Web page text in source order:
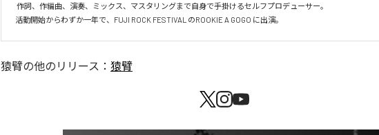
活動開始からわずか一年で、FUJI ROCK FESTIVAL のROOKIE A GOGO に出演。
猿臂の他のリリース： 猿臂